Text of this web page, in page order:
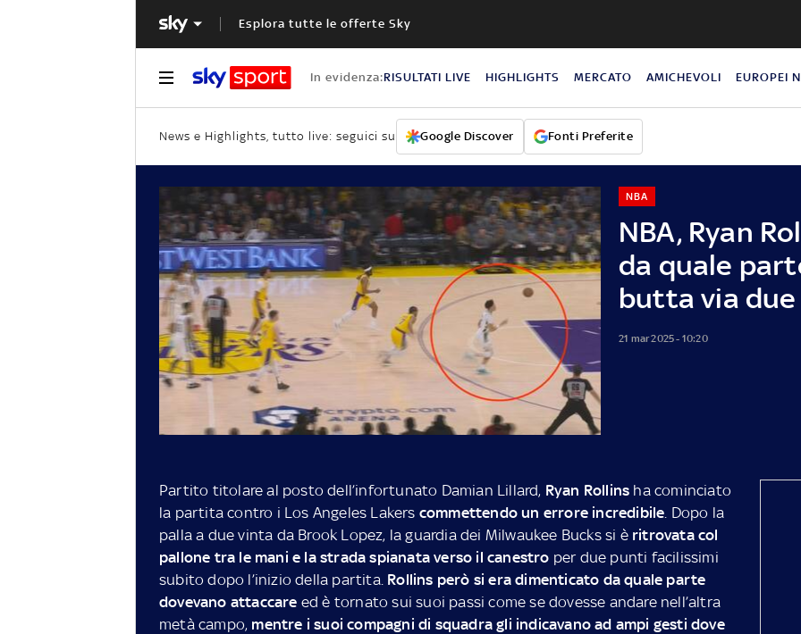
Esplora tutte le offerte Sky
In evidenza:RISULTATI LIVE HIGHLIGHTS MERCATO AMICHEVOLI EUROPEI
News e Highlights, tutto live: seguici su Google Discover Fonti Preferite
NBA, Ryan
da quale
butta via
NBA
21 mar 2025 - 10:20
Partito titolare al posto dell’infortunato Damian Lillard, Ryan Rollins ha cominciato
la partita contro i Los Angeles Lakers commettendo un errore incredibile . Dopo la
palla a due vinta da Brook Lopez, la guardia dei Milwaukee Bucks si è ritrovata col
pallone tra le mani e la strada spianata verso il canestro per due punti facilissimi
subito dopo l’inizio della partita. Rollins però si era dimenticato da quale parte
dovevano attaccare ed è tornato sui suoi passi come se dovesse andare nell’altra
metà campo, mentre i suoi compagni di squadra gli indicavano ad ampi gesti dove